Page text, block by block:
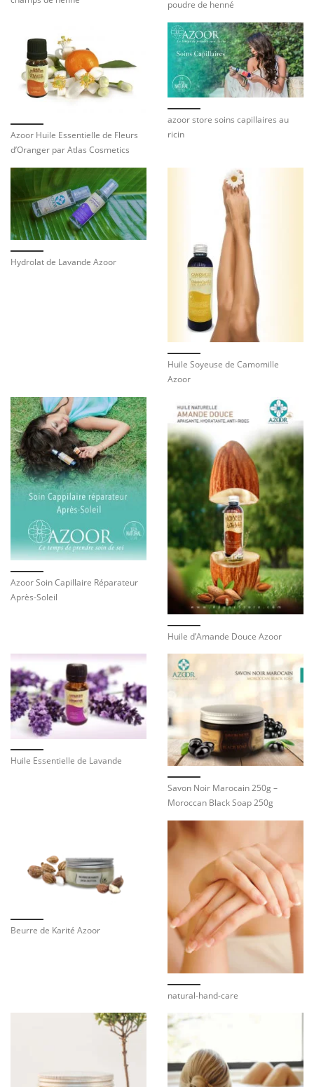
poudre de henné
Azoor Huile Essentielle de Fleurs
d’Oranger par Atlas Cosmetics
azoor store soins capillaires au
ricin
Hydrolat de Lavande Azoor
Huile Soyeuse de Camomille
Azoor
Azoor Soin Capillaire Réparateur
Après-Soleil
Huile d’Amande Douce Azoor
Huile Essentielle de Lavande
Savon Noir Marocain 250g –
Moroccan Black Soap 250g
Beurre de Karité Azoor
natural-hand-care